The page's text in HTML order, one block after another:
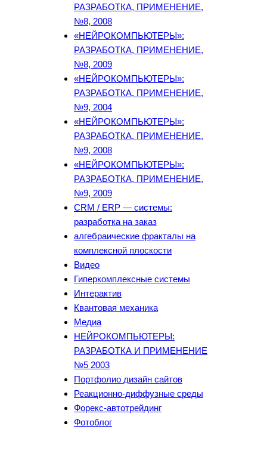
РАЗРАБОТКА, ПРИМЕНЕНИЕ,
№8, 2008
«НЕЙРОКОМПЬЮТЕРЫ»:
РАЗРАБОТКА, ПРИМЕНЕНИЕ,
№8, 2009
«НЕЙРОКОМПЬЮТЕРЫ»:
РАЗРАБОТКА, ПРИМЕНЕНИЕ,
№9, 2004
«НЕЙРОКОМПЬЮТЕРЫ»:
РАЗРАБОТКА, ПРИМЕНЕНИЕ,
№9, 2008
«НЕЙРОКОМПЬЮТЕРЫ»:
РАЗРАБОТКА, ПРИМЕНЕНИЕ,
№9, 2009
CRM / ERP — системы:
разработка на заказ
алгебраические фракталы на
комплексной плоскости
Видео
Гиперкомплексные системы
Интерактив
Квантовая механика
Медиа
НЕЙРОКОМПЬЮТЕРЫ:
РАЗРАБОТКА И ПРИМЕНЕНИЕ
№5 2003
Портфолио дизайн сайтов
Реакционно-диффузные среды
Форекс-автотрейдинг
Фотоблог